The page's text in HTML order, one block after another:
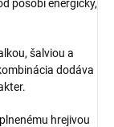
pôsobí energicky,
šalviou a
dodáva
hrejivou